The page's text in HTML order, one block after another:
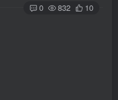
0 832 10